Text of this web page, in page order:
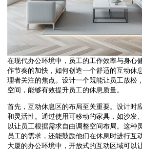
在现代办公环境中，员工的工作效率与身心
作节奏的加快，如何创造一个舒适的互动休
理者关注的焦点。设计一个既能让员工放松
空间，能够有效提升员工的休息质量。
首先，互动休息区的布局至关重要。设计时
和灵活性。通过使用可移动的家具，如沙发
以让员工根据需求自由调整空间布局。这种
员工的需求，还能鼓励他们在休息时进行互
大厦的办公环境中，开放式的互动区域可以